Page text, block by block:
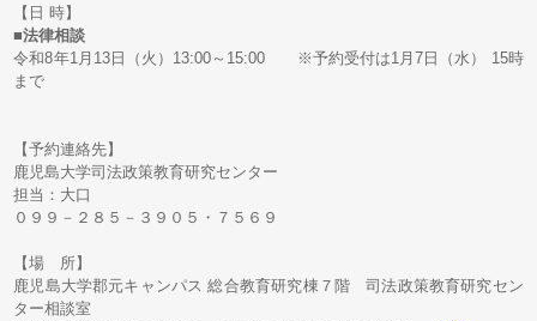
【日 時】
■法律相談
令和8年1月13日（火）13:00～15:00 ※予約受付は1月7日（水） 15時
まで
【予約連絡先】
鹿児島大学司法政策教育研究センター
担当：大口
０９９－２８５－３９０５・７５６９
【場 所】
鹿児島大学郡元キャンパス 総合教育研究棟７階 司法政策教育研究セン
ター相談室